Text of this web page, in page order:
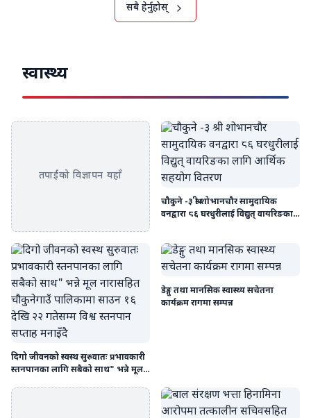
सबै हेर्नुहोस्
स्वास्थ्य
तपाईंको विज्ञापन यहाँ
चौकुने -३ श्री शोभानचौर सामुदायिक
वनद्वारा ८६ घरधुरीलाई विद्युत् वायरिङका
दिगो जीवनको स्वस्थ सुरुवातः प्रभावकारी
स्तनपानका लागि सबैको साथ" भन्ने मूल
१६ देखि २२ गतेसम्म विश्व स्तनपान सप्ताह
मनाइँदै
डेङ्गु तथा मानसिक स्वास्थ्य सचेतना
कार्यक्रम रागमा सम्पन्न